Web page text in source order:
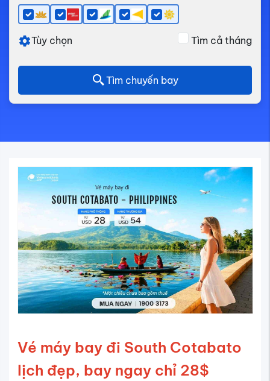
Tùy chọn Tìm cả tháng
Tìm chuyến bay
Vé máy bay đi South Cotabato
lịch đẹp, bay ngay chỉ 28$